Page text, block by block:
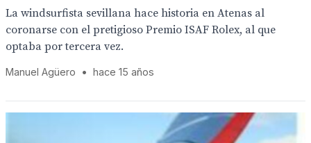
La windsurfista sevillana hace historia en Atenas al
coronarse con el pretigioso Premio ISAF Rolex, al que
optaba por tercera vez.
Manuel Agüero • hace 15 años